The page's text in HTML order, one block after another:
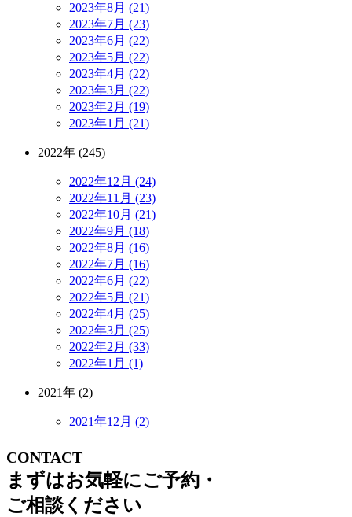
2023年8月 (21)
2023年7月 (23)
2023年6月 (22)
2023年5月 (22)
2023年4月 (22)
2023年3月 (22)
2023年2月 (19)
2023年1月 (21)
2022年 (245)
2022年12月 (24)
2022年11月 (23)
2022年10月 (21)
2022年9月 (18)
2022年8月 (16)
2022年7月 (16)
2022年6月 (22)
2022年5月 (21)
2022年4月 (25)
2022年3月 (25)
2022年2月 (33)
2022年1月 (1)
2021年 (2)
2021年12月 (2)
CONTACT
まずはお気軽にご予約・
ご相談ください